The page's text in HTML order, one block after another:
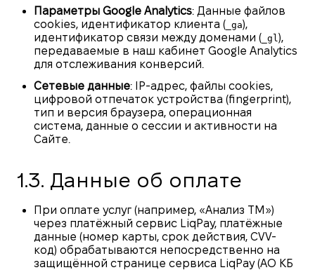
Параметры Google Analytics: Данные файлов
cookies, идентификатор клиента ( _ga),
идентификатор связи между доменами ( _gl),
передаваемые в наш кабинет Google Analytics
для отслеживания конверсий.
Сетевые данные: IP-адрес, файлы cookies,
цифровой отпечаток устройства (fingerprint),
тип и версия браузера, операционная
система, данные о сессии и активности на
Сайте.
1.3. Данные об оплате
При оплате услуг (например, «Анализ ТМ»)
через платёжный сервис LiqPay, платёжные
данные (номер карты, срок действия, CVV-
код) обрабатываются непосредственно на
защищённой странице сервиса LiqPay (АО КБ